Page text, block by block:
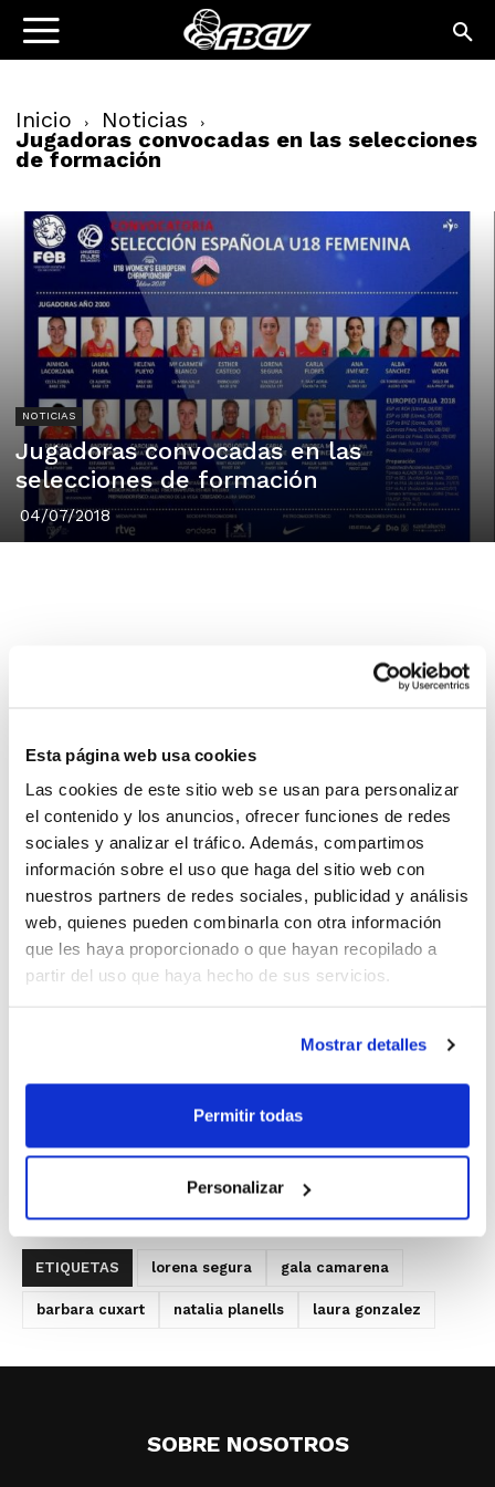
Esta página web usa cookies
Las cookies de este sitio web se usan para personalizar
el contenido y los anuncios, ofrecer funciones de redes
sociales y analizar el tráfico. Además, compartimos
información sobre el uso que haga del sitio web con
nuestros partners de redes sociales, publicidad y análisis
web, quienes pueden combinarla con otra información
que les haya proporcionado o que hayan recopilado a
partir del uso que haya hecho de sus servicios.
Mostrar detalles
Permitir todas
Personalizar
Inicio Noticias
Jugadoras convocadas en las selecciones
de formación
NOTICIAS
Jugadoras convocadas en las
selecciones de formación
04/07/2018
sido convocadas para participar en los diferentes
La jugadora del Valencia BasketLorena Seguray la del
Picken Claret Laura Gonzálezestarán en la U18 que
disputará el Europeo de Udine (Italia) con la valenciana
Anna Montañanacomo entrenadora ayudante.
La U16 contará con la jugadora de El PilarNatalia
Planellspara el Europeo de Lituania, en un grupo que
tendrá como delegada aIrene Garí
Y en la U15 participarán dos jugadoras del Valencia
Convocatoria U18
Convocatoria U15
ETIQUETAS lorena segura gala camarena
barbara cuxart natalia planells laura gonzalez
SOBRE NOSOTROS